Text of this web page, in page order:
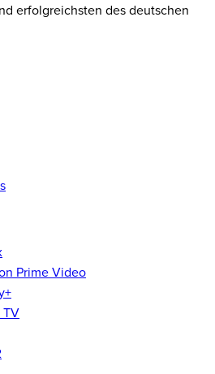
erfolgreichsten des deutschen
Prime Video
TV